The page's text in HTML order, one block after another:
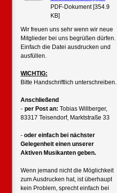
PDF-Dokument [354.9
KB]
Wir freuen uns sehr wenn wir neue
Mitglieder bei uns begrüßen dürfen.
Einfach die Datei ausdrucken und
ausfüllen.
WICHTIG:
Bitte Handschriftlich unterschreiben.
Anschließend
- per Post an: Tobias Willberger,
83317 Teisendorf, Marktstraße 33
- oder einfach bei nächster
Gelegenheit einen unserer
Aktiven Musikanten geben.
Wenn jemand nicht die Möglichkeit
zum Ausdrucken hat, ist überhaupt
kein Problem, sprecht einfach bei